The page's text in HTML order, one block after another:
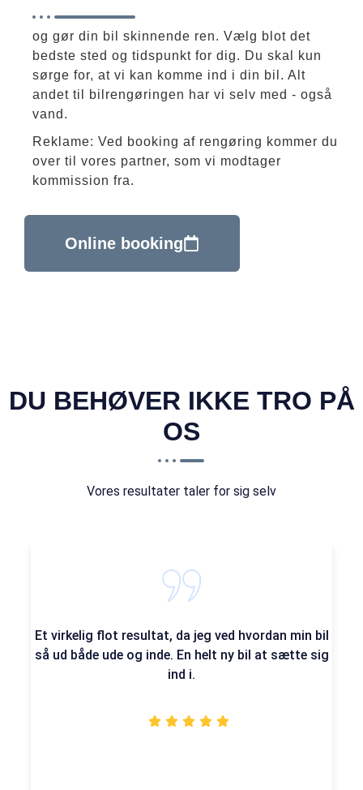
og gør din bil skinnende ren. Vælg blot det
bedste sted og tidspunkt for dig. Du skal kun
sørge for, at vi kan komme ind i din bil. Alt
andet til bilrengøringen har vi selv med - også
vand.
Reklame: Ved booking af rengøring kommer du
over til vores partner, som vi modtager
kommission fra.
Online booking
DU BEHØVER IKKE TRO PÅ
OS
Vores resultater taler for sig selv
Et virkelig flot resultat, da jeg ved hvordan min bil
så ud både ude og inde. En helt ny bil at sætte sig
ind i.